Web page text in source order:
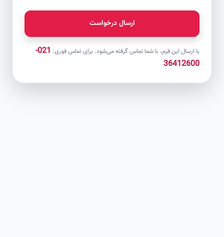
ارسال درخواست
با ارسال این فرم، با شما تماس گرفته می‌شود. برای تماس فوری:
021-
36412600